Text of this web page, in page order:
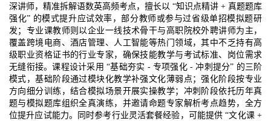
深讲师，精准拆解语数英高频考点，擅长以 “知识点精讲 + 真题题库
强化” 的模式提升应试效率，部分教师或参与过省级单招模拟题研
发；专业课教师则以企业一线技术骨干与高职院校外聘讲师为主，
覆盖跨境电商、酒店管理、人工智能等热门领域，其中不乏持有高
级职业资格证书的行业专家，确保技能教学与考试标准、岗位需求
无缝衔接。课程设计采用 “基础夯实 - 专项强化 - 冲刺提分” 的三阶
模式，基础阶段通过模块化教学补强文化薄弱点；强化阶段按专业
方向细分训练，结合模拟场景开展实操教学；冲刺阶段依托历年真
题与模拟题库组织全真演练，并邀请命题专家解析考点趋势，全方
位提升应试能力。同时参考行业灵活套餐经验，可能提供 “文化课 +